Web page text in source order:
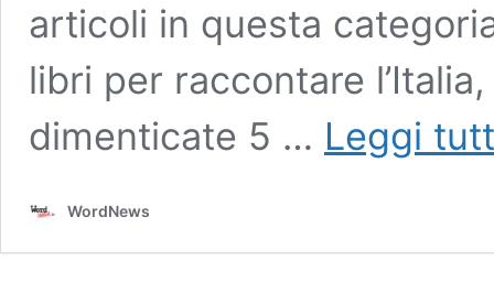
articoli in questa
libri per raccontare
dimenticate 5 … Leggi
WordNews